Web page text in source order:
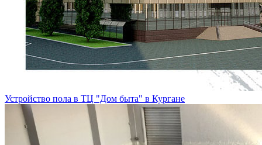
Устройство пола в ТЦ "Дом быта" в Кургане